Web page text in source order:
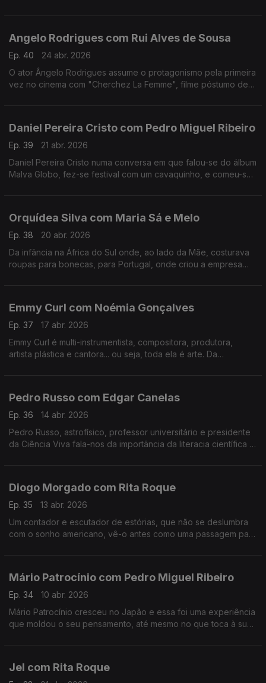
Angelo Rodrigues com Rui Alves de Sousa
Ep. 40
24 abr. 2026
O ator Ângelo Rodrigues assume o protagonismo pela primeira
vez no cinema com "Cherchez La Femme", filme póstumo de
Daniel Pereira Cristo com Pedro Miguel Ribeiro
Ep. 39
21 abr. 2026
Daniel Pereira Cristo numa conversa em que falou-se do álbum
Malva Globo, fez-se festival com um cavaquinho, e comeu-se
Orquídea Silva com Maria Sá e Melo
Ep. 38
20 abr. 2026
Da infância na África do Sul onde, ao lado da Mãe, costurava
roupas para bonecas, para Portugal, onde criou a empresa
Emmy Curl com Noémia Gonçalves
Ep. 37
17 abr. 2026
Emmy Curl é multi-instrumentista, compositora, produtora,
artista plástica e cantora... ou seja, toda ela é arte. Da
Pedro Russo com Edgar Canelas
Ep. 36
14 abr. 2026
Pedro Russo, astrofísico, professor universitário e presidente
da Ciência Viva fala-nos da importância da literacia científica e
Diogo Morgado com Rita Roque
Ep. 35
13 abr. 2026
Um contador e escutador de estórias, que não se deslumbra
com o sonho americano, vê-o antes como uma passagem para
Mário Patrocínio com Pedro Miguel Ribeiro
Ep. 34
10 abr. 2026
Mário Patrocínio cresceu no Japão e essa foi uma experiência
que moldou o seu pensamento, até mesmo no que toca à sua
Jel com Rita Roque